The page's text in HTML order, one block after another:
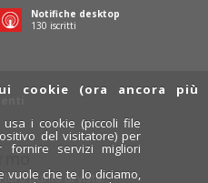
Notifiche desktop
130 iscritti
loro punto di vista.
cookie (ora ancora più
i cookie (piccoli file
del visitatore) per
fornire servizi migliori
vuole che te lo diciamo,